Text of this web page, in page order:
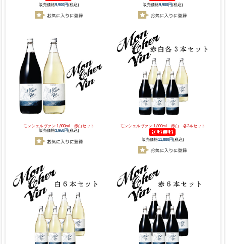
販売価格9,900円(税込) 販売価格9,900円(税込)
モンシェルヴァン 1,800ml 赤白セット
販売価格3,960円(税込)
モンシェルヴァン 1,800ml 赤白 各3本セット
販売価格11,880円(税込)